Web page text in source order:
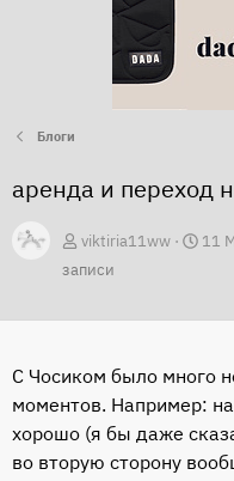
Блоги
аренда и переход
viktiria11ww
Д
а
а
ч
а
л
11
записи
С Чосиком было много
моментов. Например:
хорошо (я бы даже
во вторую сторону